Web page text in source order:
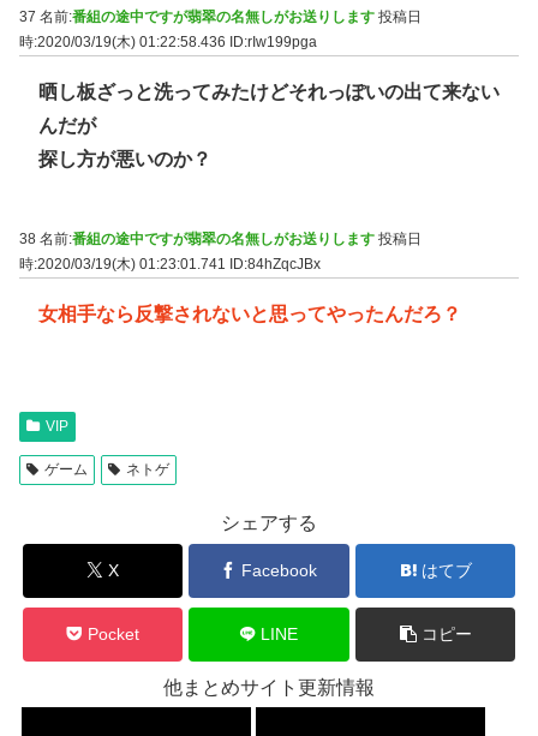
37 名前:番組の途中ですが翡翠の名無しがお送りします 投稿日
時:2020/03/19(木) 01:22:58.436
ID:rIw199pga
晒し板ざっと洗ってみたけどそれっぽいの出て来ない
んだが
探し方が悪いのか？
38 名前:番組の途中ですが翡翠の名無しがお送りします 投稿日
時:2020/03/19(木) 01:23:01.741 ID:84hZqcJBx
女相手なら反撃されないと思ってやったんだろ？
VIP
ゲーム ネトゲ
シェアする
X Facebook はてブ
Pocket LINE コピー
他まとめサイト更新情報